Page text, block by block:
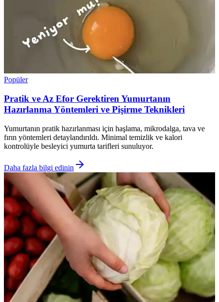
Popüler
Pratik ve Az Efor Gerektiren Yumurtanın
Hazırlanma Yöntemleri ve Pişirme Teknikleri
Yumurtanın pratik hazırlanması için haşlama, mikrodalga, tava ve
fırın yöntemleri detaylandırıldı. Minimal temizlik ve kalori
kontrolüyle besleyici yumurta tarifleri sunuluyor.
Daha fazla bilgi edinin